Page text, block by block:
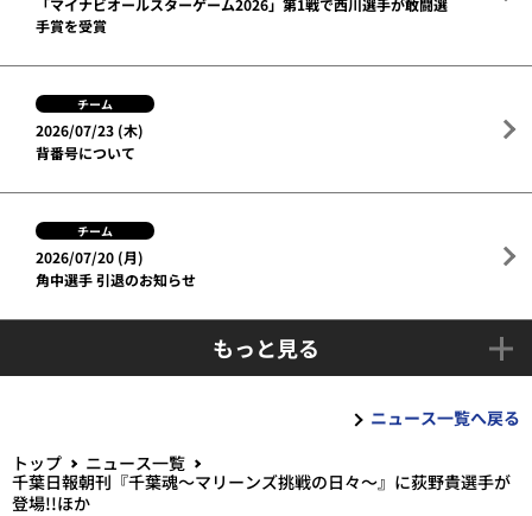
「マイナビオールスターゲーム2026」第1戦で西川選手が敢闘選
手賞を受賞
チーム
2026/07/23 (木)
背番号について
チーム
2026/07/20 (月)
角中選手 引退のお知らせ
もっと見る
ニュース一覧へ戻る
トップ
ニュース一覧
千葉日報朝刊『千葉魂～マリーンズ挑戦の日々～』に荻野貴選手が
登場!!ほか